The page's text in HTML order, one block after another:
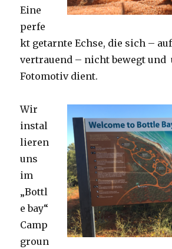
Eine
perfe
kt getarnte Echse, die sich –
vertrauend – nicht bewegt und
Fotomotiv dient.
Wir
instal
lieren
uns
im
„Bottl
e bay“
Camp
groun